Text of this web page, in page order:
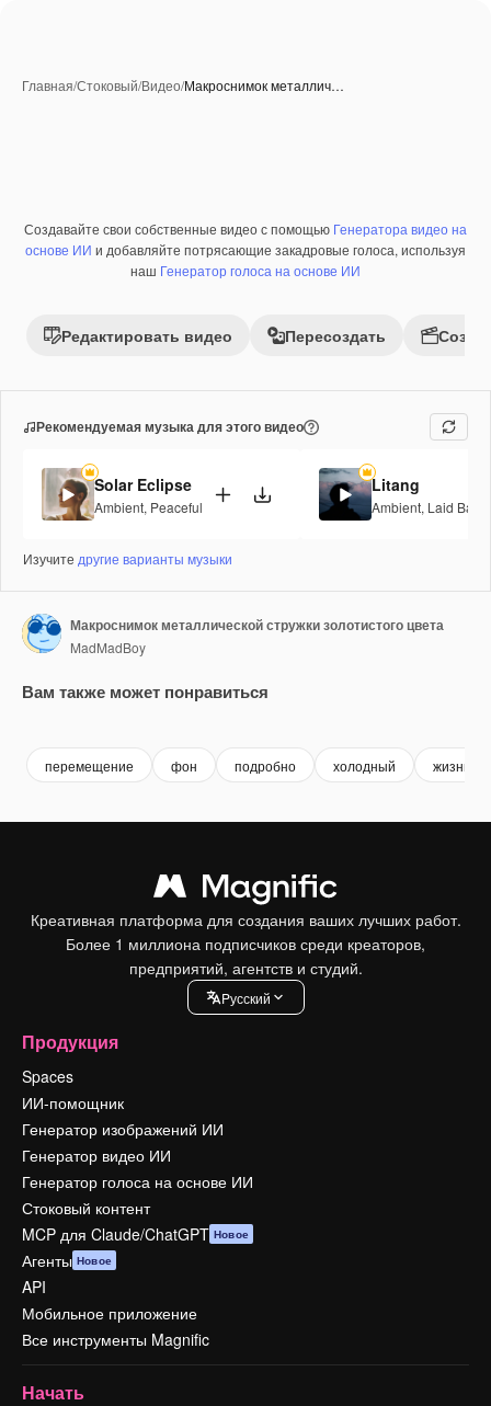
Главная/Стоковый/Видео/Макроснимок металлич…
Премиум
Создавайте свои собственные видео с помощью Генератора видео на
основе ИИ и добавляйте потрясающие закадровые голоса, используя
наш Генератор голоса на основе ИИ
Редактировать видео Пересоздать
Рекомендуемая музыка для этого видео
Solar Eclipse
Ambient, Peaceful
Litang
Ambient, Laid Back
Изучите другие варианты музыки
Макроснимок металлической стружки золотистого цвета
MadMadBoy
Вам также может понравиться
перемещение фон подробно холодный жизнь
Креативная платформа для создания ваших лучших работ.
Более 1 миллиона подписчиков среди креаторов,
предприятий, агентств и студий.
Pусский
Продукция
Spaces
ИИ-помощник
Генератор изображений ИИ
Генератор видео ИИ
Генератор голоса на основе ИИ
Стоковый контент
MCP для Claude/ChatGPT Новое
Агенты Новое
API
Мобильное приложение
Все инструменты Magnific
Начать